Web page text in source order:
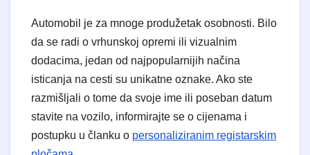
Automobil je za mnoge produžetak osobnosti. Bilo
da se radi o vrhunskoj opremi ili vizualnim
dodacima, jedan od najpopularnijih načina
isticanja na cesti su unikatne oznake. Ako ste
razmišljali o tome da svoje ime ili poseban datum
stavite na vozilo, informirajte se o cijenama i
postupku u članku o personaliziranim registarskim